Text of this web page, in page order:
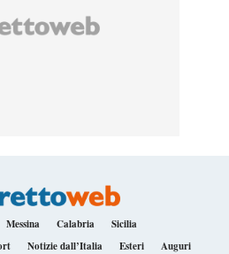
Messina Calabria
Sicilia
Notizie dall’Italia Esteri Auguri